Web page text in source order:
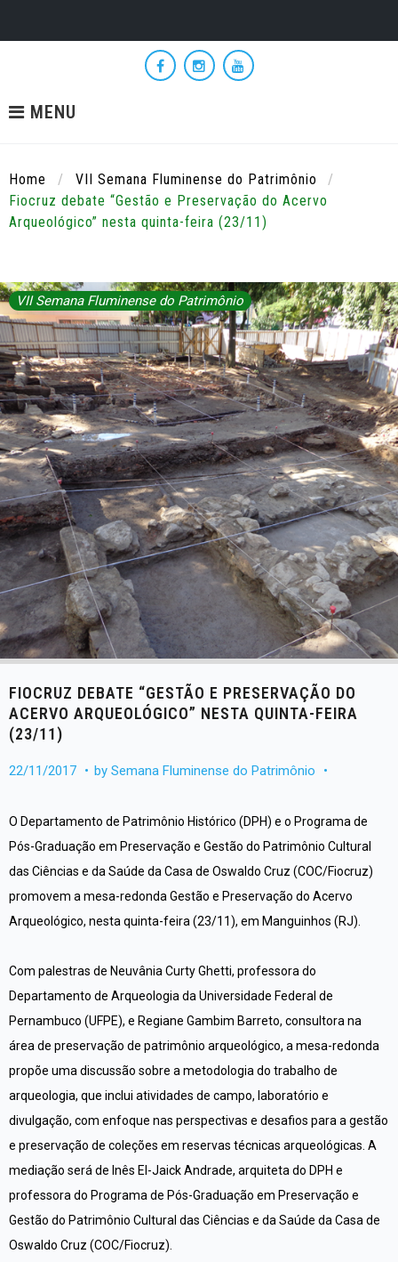
contentMENU
Home / VII Semana Fluminense do Patrimônio
/
Fiocruz debate “Gestão e Preservação do Acervo
Arqueológico” nesta quinta-feira (23/11)
VII Semana Fluminense do Patrimônio
FIOCRUZ DEBATE “GESTÃO E PRESERVAÇÃO DO
ACERVO ARQUEOLÓGICO” NESTA QUINTA-FEIRA
(23/11)
22/11/2017 by Semana Fluminense do Patrimônio
O Departamento de Patrimônio Histórico (DPH) e o Programa de
Pós-Graduação em Preservação e Gestão do Patrimônio Cultural
das Ciências e da Saúde da Casa de Oswaldo Cruz (COC/Fiocruz)
promovem a mesa-redonda Gestão e Preservação do Acervo
Arqueológico, nesta quinta-feira (23/11), em Manguinhos (RJ).
Com palestras de Neuvânia Curty Ghetti, professora do
Departamento de Arqueologia da Universidade Federal de
Pernambuco (UFPE), e Regiane Gambim Barreto, consultora na
área de preservação de patrimônio arqueológico, a mesa-redonda
propõe uma discussão sobre a metodologia do trabalho de
arqueologia, que inclui atividades de campo, laboratório e
divulgação, com enfoque nas perspectivas e desafios para a gestão
e preservação de coleções em reservas técnicas arqueológicas. A
mediação será de Inês El-Jaick Andrade, arquiteta do DPH e
professora do Programa de Pós-Graduação em Preservação e
Gestão do Patrimônio Cultural das Ciências e da Saúde da Casa de
Oswaldo Cruz (COC/Fiocruz).